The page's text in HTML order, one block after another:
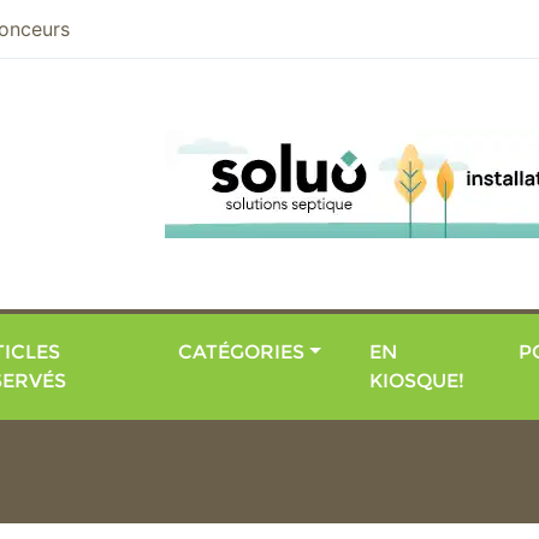
CATÉGORIES
EN
KIOSQUE!